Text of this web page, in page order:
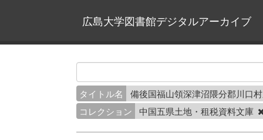
広島大学図書館デジタルアーカイブ
タイトル名
備後国福山領深津沼隈分郡川口
コレクション
中国五県土地・租税資料文庫